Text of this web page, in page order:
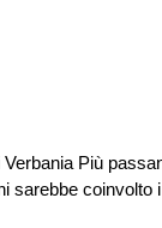
Più
sarebbe